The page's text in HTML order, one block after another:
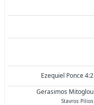
Ezequiel Ponce 4:2
Gerasimos Mitoglou
Stavros Pilios